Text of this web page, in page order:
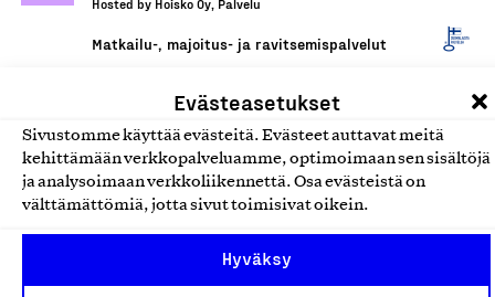
Evästeasetukset
Sivustomme käyttää evästeitä. Evästeet auttavat meitä
kehittämään verkkopalveluamme, optimoimaan sen sisältöjä
ja analysoimaan verkkoliikennettä. Osa evästeistä on
välttämättömiä, jotta sivut toimisivat oikein.
Hyväksy
Hosted by Hoisko Oy, Palvelu
Matkailu-, majoitus- ja ravitsemispalvelut
Matkanjärjestäjän palvelut
Bikini Tours Ab, Palvelu
Matkailu-, majoitus- ja ravitsemispalvelut
Lappilaiset elämyspalvelut
Secret Siida Oy, Palvelu